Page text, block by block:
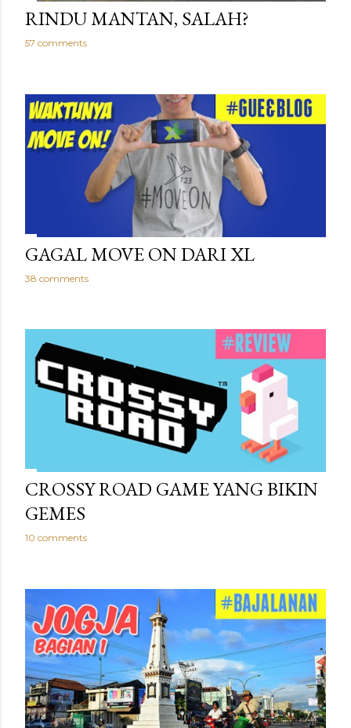
RINDU MANTAN, SALAH?
57 comments
GAGAL MOVE ON DARI XL
38 comments
CROSSY ROAD GAME YANG BIKIN
GEMES
10 comments